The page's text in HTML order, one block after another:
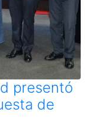
presentó
de